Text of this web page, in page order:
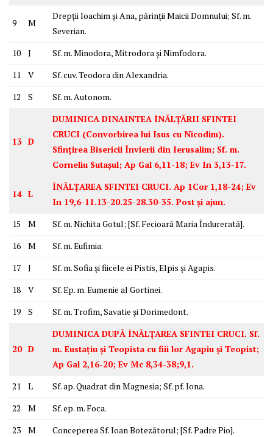
9 M
Drepții Ioachim și Ana, părinții Maicii Domnului; Sf. m.
Severian.
10
J
Sf. m. Minodora, Mitrodora și Nimfodora.
11
V
Sf. cuv. Teodora din Alexandria.
12
S Sf. m. Autonom.
13 D
DUMINICA DINAINTEA ÎNĂLȚĂRII SFINTEI
CRUCI (Convorbirea lui Isus cu Nicodim).
Sfințirea Bisericii Învierii din Ierusalim; Sf. m.
Corneliu Sutașul; Ap Gal 6,11-18; Ev In 3,13-17.
14 L
ÎNĂLȚAREA SFINTEI CRUCI. Ap 1Cor 1,18-24; Ev
In 19,6-11.13-20.25-28.30-35. Post și ajun.
15
M
Sf. m. Nichita Gotul; [Sf. Fecioară Maria Îndurerată].
16
M
Sf. m. Eufimia.
17
J
Sf. m. Sofia și fiicele ei Pistis, Elpis și Agapis.
18
V
Sf. Ep. m. Eumenie al Gortinei.
19
S Sf. m. Trofim, Savatie și Dorimedont.
20 D
DUMINICA DUPĂ ÎNĂLȚAREA SFINTEI CRUCI. Sf.
m. Eustațiu și Teopista cu fiii lor Agapiu și Teopist;
Ap Gal 2,16-20; Ev Mc 8,34-38;9,1.
21
L
Sf. ap. Quadrat din Magnesia; Sf. pf. Iona.
22
M
Sf. ep. m. Foca.
23
M
Conceperea Sf. Ioan Botezătorul; [Sf. Padre Pio].